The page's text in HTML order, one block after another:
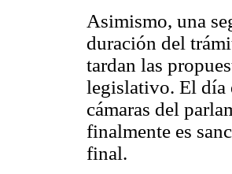
Asimismo, una
duración del
tardan las
legislativo. El día
cámaras del
finalmente es
final.